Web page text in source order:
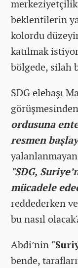
beklentilerin
kolordu
katılmak
bölgede, silah
SDG elebaşı
ordusuna
resmen
"SDG,
mücadele
reddederken
bu nasıl
Abdi’nin
bende,